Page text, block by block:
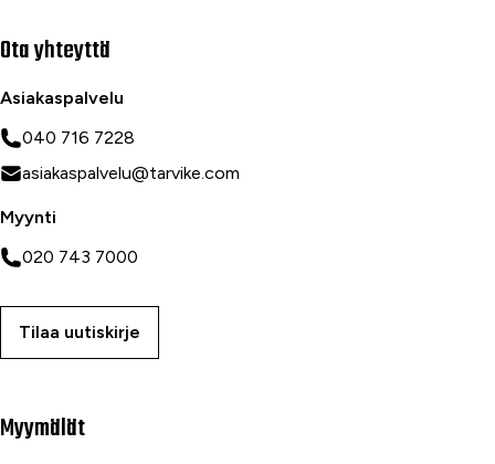
Ota yhteyttä
Asiakaspalvelu
040 716 7228
asiakaspalvelu@tarvike.com
Myynti
020 743 7000
Tilaa uutiskirje
Myymälät